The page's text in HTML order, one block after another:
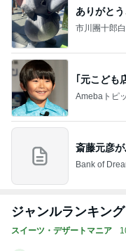
ありがと
市川團十郎
｢元こども
Amebaトピ
斎藤元彦
Bank of
ジャンルランキング
スイーツ・デザートマニア